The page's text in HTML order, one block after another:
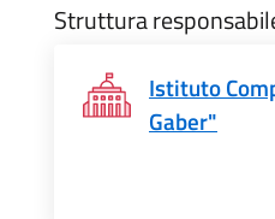
Struttura
Istituto
Gaber"